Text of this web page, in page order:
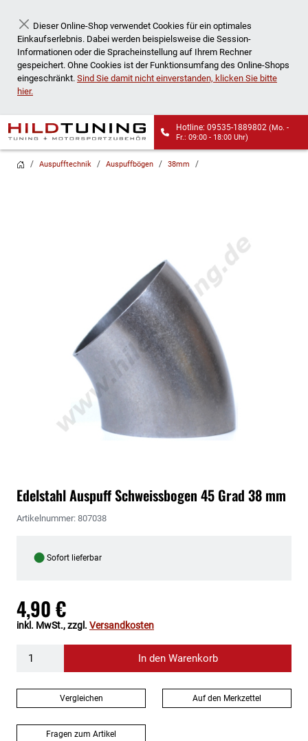
Schließen
Dieser Online-Shop verwendet Cookies für ein optimales
Einkaufserlebnis. Dabei werden beispielsweise die Session-
Informationen oder die Spracheinstellung auf Ihrem Rechner
gespeichert. Ohne Cookies ist der Funktionsumfang des Online-Shops
eingeschränkt. Sind Sie damit nicht einverstanden, klicken Sie bitte
hier.
Hotline: 09535-1889802(Mo. -
Fr.: 09:00 - 18:00 Uhr)
Wir liefern auch an
Packstationen!
Auspufftechnik Auspuffbögen 38mm
Edelstahl Auspuff Schweissbogen 45 Grad 38 mm
Artikelnummer: 807038
● Sofort lieferbar
4,90 €
inkl. MwSt., zzgl. Versandkosten
In den Warenkorb
Vergleichen Auf den Merkzettel
Fragen zum Artikel